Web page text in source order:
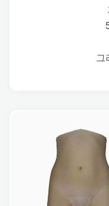
그